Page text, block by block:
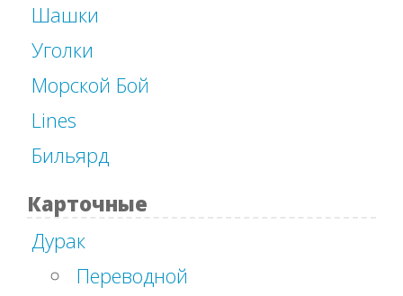
Шашки
Уголки
Морской Бой
Lines
Бильярд
Карточные
Дурак
Переводной